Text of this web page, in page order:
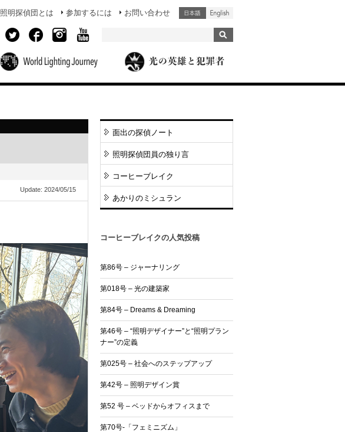
照明探偵団とは 参加するには お問い合わせ
Update: 2024/05/15
面出の探偵ノート
照明探偵団員の独り言
コーヒーブレイク
あかりのミシュラン
コーヒーブレイクの人気投稿
第86号 – ジャーナリング
第018号 – 光の建築家
第84号 – Dreams & Dreaming
第46号 – “照明デザイナー”と“照明プラン
ナー”の定義
第025号 – 社会へのステップアップ
第42号 – 照明デザイン賞
第52 号 – ベッドからオフィスまで
第70号-「フェミニズム」